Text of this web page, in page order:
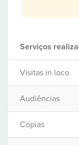
Serviços
Visitas in loco
Audiências
Cópias